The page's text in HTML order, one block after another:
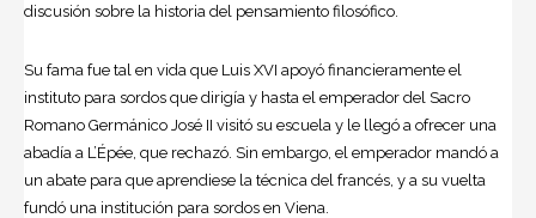
discusión sobre la historia del pensamiento filosófico.
Su fama fue tal en vida que Luis XVI apoyó financieramente el
instituto para sordos que dirigía y hasta el emperador del Sacro
Romano Germánico José II visitó su escuela y le llegó a ofrecer una
abadía a L’Épée, que rechazó. Sin embargo, el emperador mandó a
un abate para que aprendiese la técnica del francés, y a su vuelta
fundó una institución para sordos en Viena.